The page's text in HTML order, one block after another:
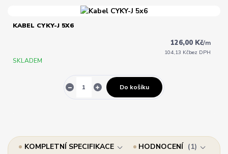
KABEL CYKY-J 5X6
126,00 Kč/m
104,13 Kčbez DPH
SKLADEM
Do košíku
KOMPLETNÍ SPECIFIKACE HODNOCENÍ
1